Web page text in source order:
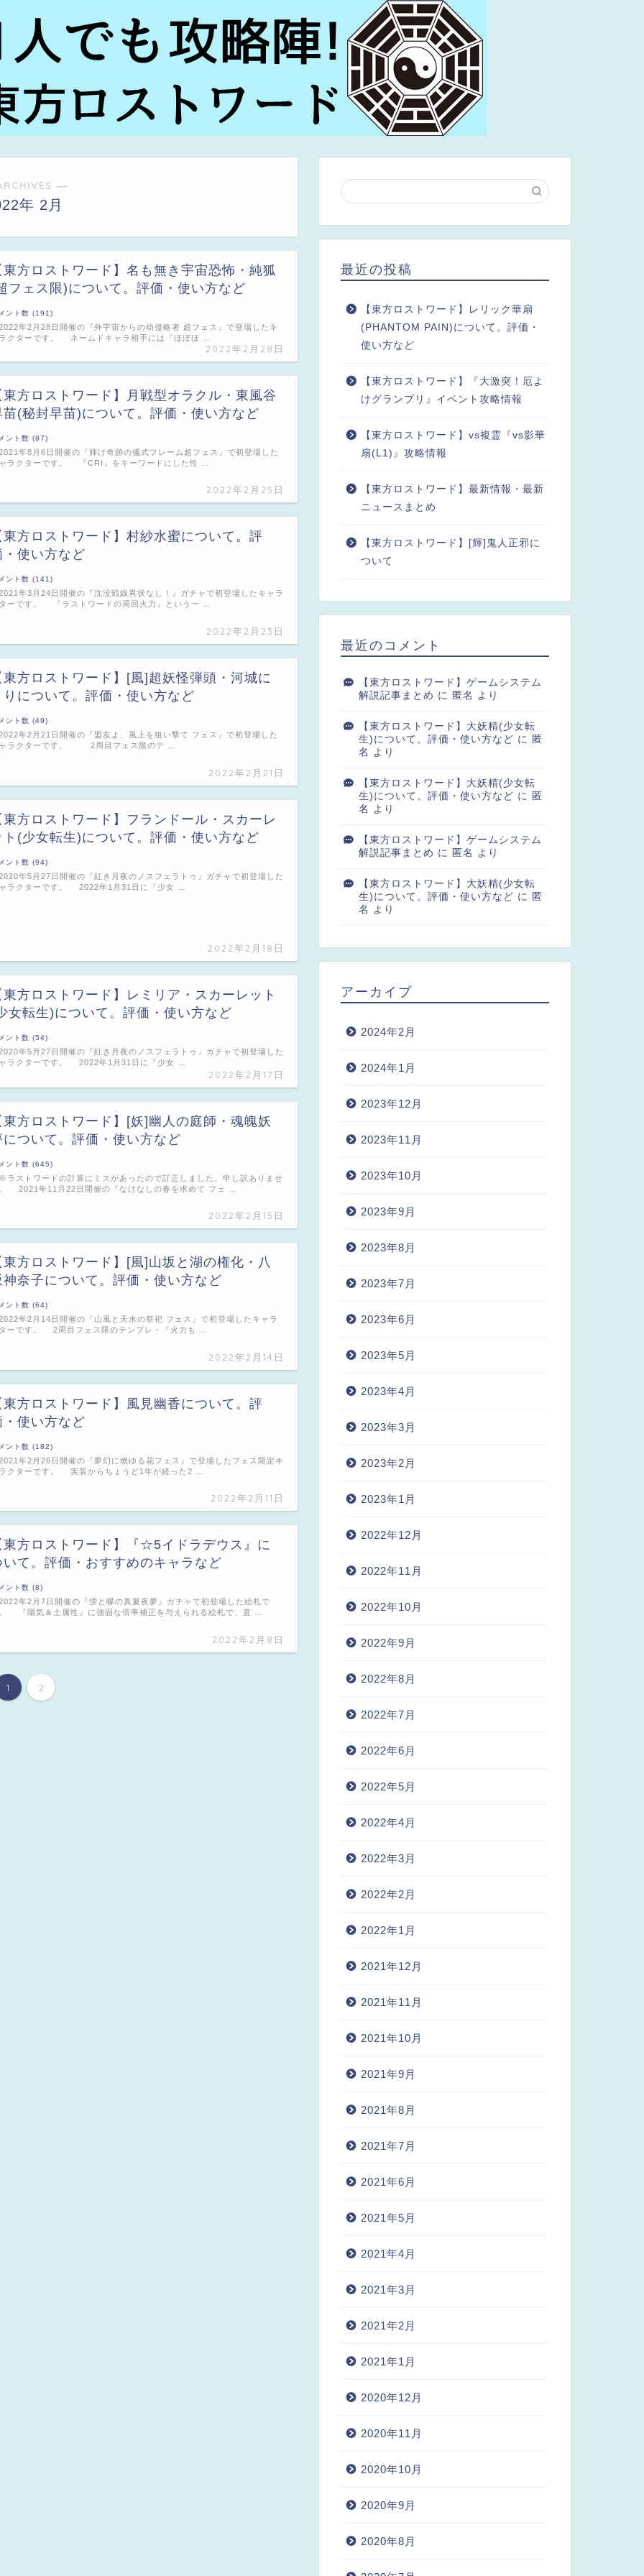
―
年 2月
東方ロストワード】名も無き宇宙恐怖・純狐
フェス限)について。評価・使い方など
2022年2月28日
ント数 (191)
年2月28日開催の『外宇宙からの幼侵略者 超フェス』で登場したキ
クターです。 ネームドキャラ相手には『ほぼほ …
東方ロストワード】月戦型オラクル・東風谷
苗(秘封早苗)について。評価・使い方など
2022年2月25日
ント数 (87)
年8月6日開催の『輝け奇跡の儀式フレーム超フェス』で初登場した
ラクターです。 『CRI』をキーワードにした性 …
東方ロストワード】村紗水蜜について。評
・使い方など
2022年2月23日
ント数 (141)
年3月24日開催の『沈没戦線異状なし！』ガチャで初登場したキャラ
ーです。 『ラストワードの周回火力』という一 …
東方ロストワード】[風]超妖怪弾頭・河城に
りについて。評価・使い方など
2022年2月21日
ント数 (49)
年2月21日開催の『盟友よ、風上を狙い撃て フェス』で初登場した
ラクターです。 2周目フェス限のテ …
東方ロストワード】フランドール・スカーレ
ト(少女転生)について。評価・使い方など
2022年2月18日
ント数 (94)
年5月27日開催の『紅き月夜のノスフェラトゥ』ガチャで初登場した
ラクターです。 2022年1月31日に『少女 …
東方ロストワード】レミリア・スカーレット
女転生)について。評価・使い方など
2022年2月17日
ント数 (54)
年5月27日開催の『紅き月夜のノスフェラトゥ』ガチャで初登場した
ラクターです。 2022年1月31日に『少女 …
東方ロストワード】[妖]幽人の庭師・魂魄妖
について。評価・使い方など
2022年2月15日
ント数 (645)
ストワードの計算にミスがあったので訂正しました。申し訳ありませ
2021年11月22日開催の『なけなしの春を求めて フェ …
東方ロストワード】[風]山坂と湖の権化・八
神奈子について。評価・使い方など
2022年2月14日
ント数 (64)
年2月14日開催の『山風と天水の祭祀 フェス』で初登場したキャラ
ーです。 2周目フェス限のテンプレ・『火力も …
東方ロストワード】風見幽香について。評
・使い方など
2022年2月11日
ント数 (182)
年2月26日開催の『夢幻に燃ゆる花フェス』で登場したフェス限定キ
クターです。 実装からちょうど1年が経った2 …
東方ロストワード】『☆5イドラデウス』に
いて。評価・おすすめのキャラなど
2022年2月8日
ント数 (8)
年2月7日開催の『蛍と蝶の真夏夜夢』ガチャで初登場した絵札で
『陽気＆土属性』に強固な倍率補正を与えられる絵札で、直 …
1 2
最近の投稿
【東方ロストワード】レリック華扇
(PHANTOM PAIN)について。評価・
使い方など
【東方ロストワード】『大激突！厄よ
けグランプリ』イベント攻略情報
【東方ロストワード】vs複霊『vs影華
扇(L1)』攻略情報
【東方ロストワード】最新情報・最新
ニュースまとめ
【東方ロストワード】[輝]鬼人正邪に
ついて
最近のコメント
【東方ロストワード】ゲームシステム
解説記事まとめ に 匿名 より
【東方ロストワード】大妖精(少女転
生)について。評価・使い方など に 匿
名 より
【東方ロストワード】大妖精(少女転
生)について。評価・使い方など に 匿
名 より
【東方ロストワード】ゲームシステム
解説記事まとめ に 匿名 より
【東方ロストワード】大妖精(少女転
生)について。評価・使い方など に 匿
名 より
アーカイブ
2024年2月
2024年1月
2023年12月
2023年11月
2023年10月
2023年9月
2023年8月
2023年7月
2023年6月
2023年5月
2023年4月
2023年3月
2023年2月
2023年1月
2022年12月
2022年11月
2022年10月
2022年9月
2022年8月
2022年7月
2022年6月
2022年5月
2022年4月
2022年3月
2022年2月
2022年1月
2021年12月
2021年11月
2021年10月
2021年9月
2021年8月
2021年7月
2021年6月
2021年5月
2021年4月
2021年3月
2021年2月
2021年1月
2020年12月
2020年11月
2020年10月
2020年9月
2020年8月